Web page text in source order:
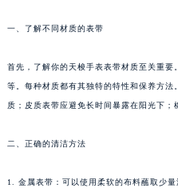
一、了解不同材质的表带
首先，了解你的天梭手表表带材质至关重
等。每种材质都有其独特的特性和保养方
质；皮质表带应避免长时间暴露在阳光下；
二、正确的清洁方法
1. 金属表带：可以使用柔软的布料蘸取少